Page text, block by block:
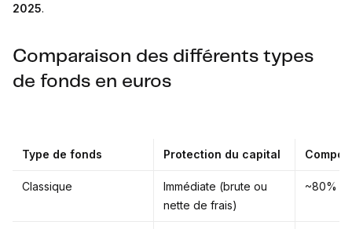
2025.
Comparaison des différents types
de fonds en euros
Type de fonds Protection du capital
Classique
Immédiate (brute ou
nette de frais)
~80%